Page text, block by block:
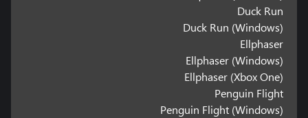
Duck Run
Duck Run (Windows)
Ellphaser
Ellphaser (Windows)
Ellphaser (Xbox One)
Penguin Flight
Penguin Flight (Windows)